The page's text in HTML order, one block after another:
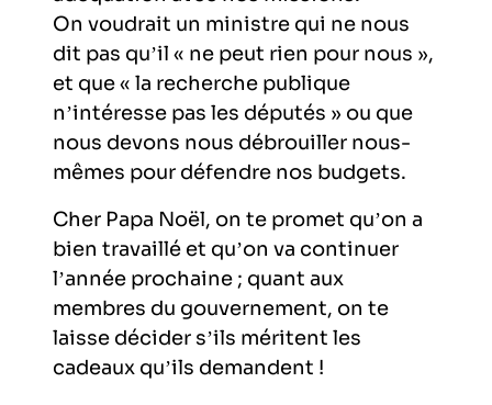
On voudrait un ministre qui ne nous
dit pas qu’il « ne peut rien pour nous »,
et que « la recherche publique
n’intéresse pas les députés » ou que
nous devons nous débrouiller nous-
mêmes pour défendre nos budgets.
Cher Papa Noël, on te promet qu’on a
bien travaillé et qu’on va continuer
l’année prochaine ; quant aux
membres du gouvernement, on te
laisse décider s’ils méritent les
cadeaux qu’ils demandent !